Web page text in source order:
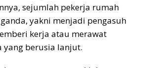
sejumlah pekerja rumah
yakni menjadi pengasuh
kerja atau merawat
yang berusia lanjut.